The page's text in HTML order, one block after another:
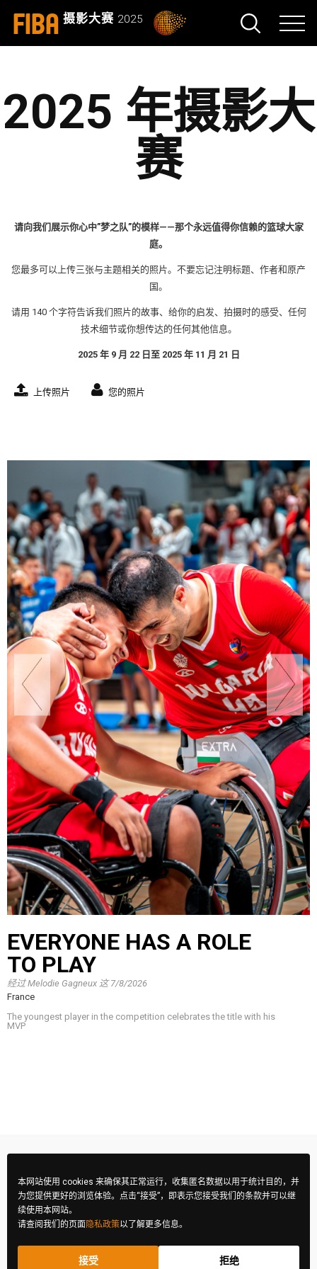
FIBA 摄影大赛2025
2025 年摄影大
赛
请向我们展示你心中”梦之队”的模样——那个永远值得你信赖的篮球大家
庭。
您最多可以上传三张与主题相关的照片。不要忘记注明标题、作者和原产
国。
请用 140 个字符告诉我们照片的故事、给你的启发、拍摄时的感受、任何
技术细节或你想传达的任何其他信息。
2025 年 9 月 22 日至 2025 年 11 月 21 日
上传照片 您的照片
EVERYONE HAS A ROLE
TO PLAY
经过Melodie Gagneux 这7/8/2026
France
The youngest player in the competition celebrates the title with his
MVP
FIBA 摄影大赛 © 2026 版权所有
本网站使用 cookies 来确保其正常运行，收集匿名数据以用于统计目的，并
为您提供更好的浏览体验。点击“接受”，即表示您接受我们的条款并可以继
续使用本网站。
请查阅我们的页面 隐私政策以了解更多信息。
接受 拒绝